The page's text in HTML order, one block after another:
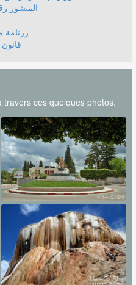
المنشور رقم 70 المؤرخ في 22
رزنامة
قانون
ces quelques photos.